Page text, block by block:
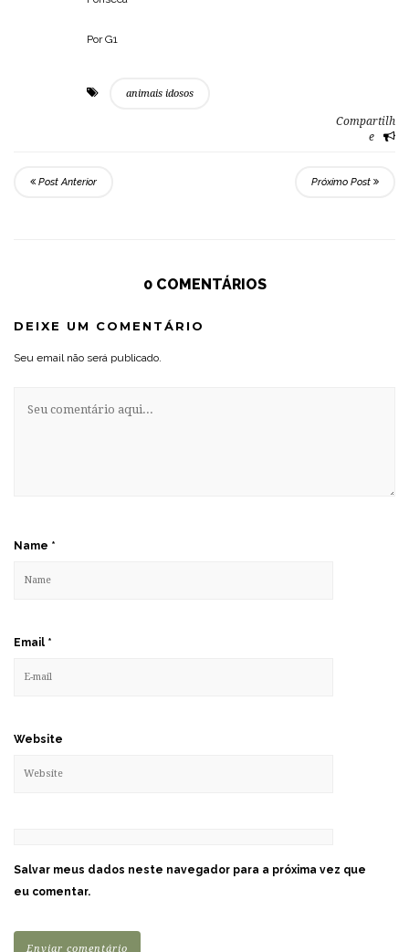
Por G1
animais idosos
Compartilh
e
Post Anterior Próximo Post
0 COMENTÁRIOS
DEIXE UM COMENTÁRIO
Seu email não será publicado.
Name *
Email *
Website
Salvar meus dados neste navegador para a próxima vez que
eu comentar.